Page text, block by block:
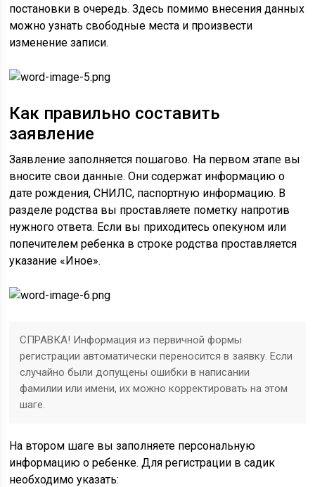
постановки в очередь. Здесь помимо внесения данных
можно узнать свободные места и произвести
изменение записи.
Как правильно составить
заявление
Заявление заполняется пошагово. На первом этапе вы
вносите свои данные. Они содержат информацию о
дате рождения, СНИЛС, паспортную информацию. В
разделе родства вы проставляете пометку напротив
нужного ответа. Если вы приходитесь опекуном или
попечителем ребенка в строке родства проставляется
указание «Иное».
СПРАВКА! Информация из первичной формы
регистрации автоматически переносится в заявку. Если
случайно были допущены ошибки в написании
фамилии или имени, их можно корректировать на этом
шаге.
На втором шаге вы заполняете персональную
информацию о ребенке. Для регистрации в садик
необходимо указать: